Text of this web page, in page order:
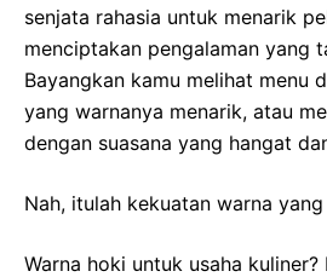
senjata rahasia untuk menarik
menciptakan pengalaman yang
Bayangkan kamu melihat menu
yang warnanya menarik, atau
dengan suasana yang hangat
Nah, itulah kekuatan warna
Warna hoki untuk usaha kuliner?